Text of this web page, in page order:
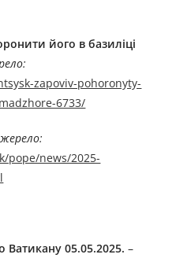
його в базиліці
zapoviv-pohoronyty-
6733/
pope/news/2025-
Ватикану 05.05.2025. –